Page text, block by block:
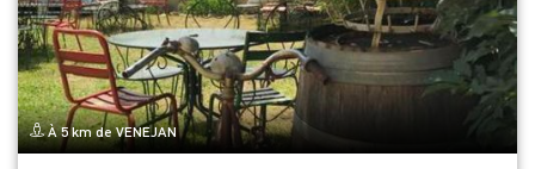
À 5 km de VENEJAN